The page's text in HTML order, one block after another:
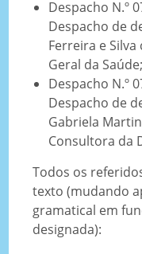
Despacho N.º
Despacho de
Ferreira e
Geral da Saúde;
Despacho N.º
Despacho de
Gabriela
Consultora da
Todos os
texto (mudando
gramatical em
designada):